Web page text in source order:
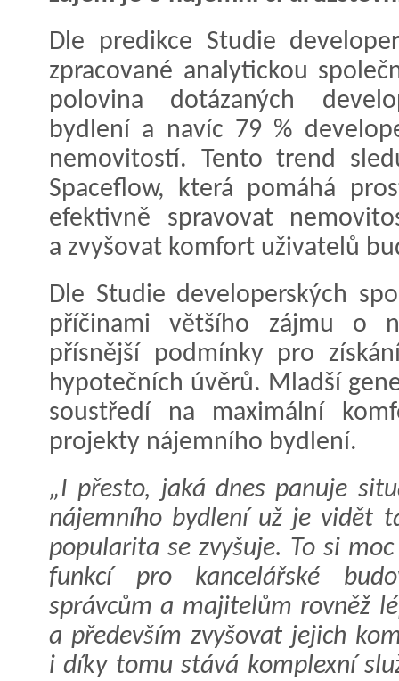
Dle predikce Studie
zpracované analytickou
polovina dotázaných
bydlení a navíc 79 %
nemovitostí. Tento trend
Spaceflow, která pomáhá
efektivně spravovat
a zvyšovat komfort uživatelů
Dle Studie developerských
příčinami většího zájmu o
přísnější podmínky pro
hypotečních úvěrů. Mladší
soustředí na maximální
projekty nájemního bydlení.
„I přesto, jaká dnes panuje
nájemního bydlení už je vidět
popularita se zvyšuje. To si
funkcí pro kancelářské
správcům a majitelům rovněž
a především zvyšovat jejich
i díky tomu stává komplexní